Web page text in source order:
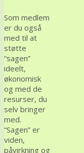
Som medlem
er du også
med til at
støtte
“sagen”
ideelt,
økonomisk
og med de
resurser, du
selv bringer
med.
“Sagen” er
viden,
påvirkning og